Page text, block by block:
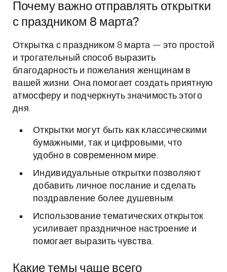
Почему важно отправлять открытки
с праздником 8 марта?
Открытка с праздником 8 марта — это простой
и трогательный способ выразить
благодарность и пожелания женщинам в
вашей жизни. Она помогает создать приятную
атмосферу и подчеркнуть значимость этого
дня.
Открытки могут быть как классическими
бумажными, так и цифровыми, что
удобно в современном мире.
Индивидуальные открытки позволяют
добавить личное послание и сделать
поздравление более душевным.
Использование тематических открыток
усиливает праздничное настроение и
помогает выразить чувства.
Какие темы чаще всего